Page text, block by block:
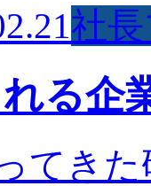
社
る企
てき